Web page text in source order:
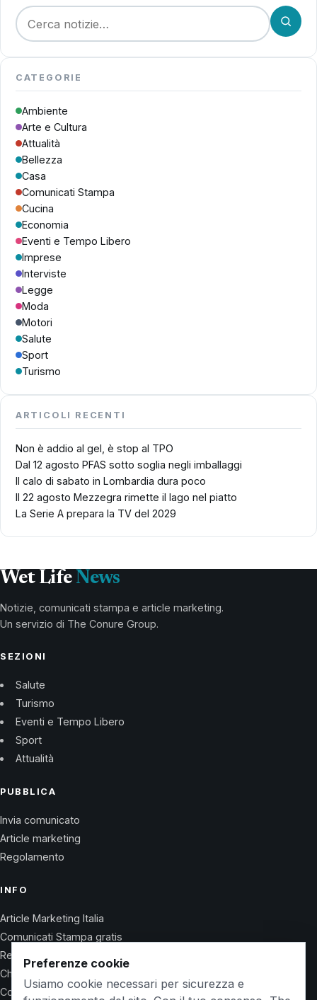
Cerca:
CATEGORIE
Ambiente
Arte e Cultura
Attualità
Bellezza
Casa
Comunicati Stampa
Cucina
Economia
Eventi e Tempo Libero
Imprese
Interviste
Legge
Moda
Motori
Salute
Sport
Turismo
ARTICOLI RECENTI
Non è addio al gel, è stop al TPO
Dal 12 agosto PFAS sotto soglia negli imballaggi
Il calo di sabato in Lombardia dura poco
Il 22 agosto Mezzegra rimette il lago nel piatto
La Serie A prepara la TV del 2029
Wet Life News
Notizie, comunicati stampa e article marketing.
Un servizio di The Conure Group.
SEZIONI
Salute
Turismo
Eventi e Tempo Libero
Sport
Attualità
PUBBLICA
Invia comunicato
Article marketing
Regolamento
INFO
Article Marketing Italia
Comunicati Stampa gratis
Regolamento
Chi Siamo
Contatti
Preferenze cookie
Usiamo cookie necessari per sicurezza e